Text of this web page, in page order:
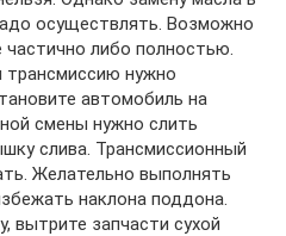
осуществлять. Возможно
либо полностью.
нужно
автомобиль на
смены нужно слить
слива. Трансмиссионный
Желательно выполнять
наклона поддона.
вытрите запчасти сухой